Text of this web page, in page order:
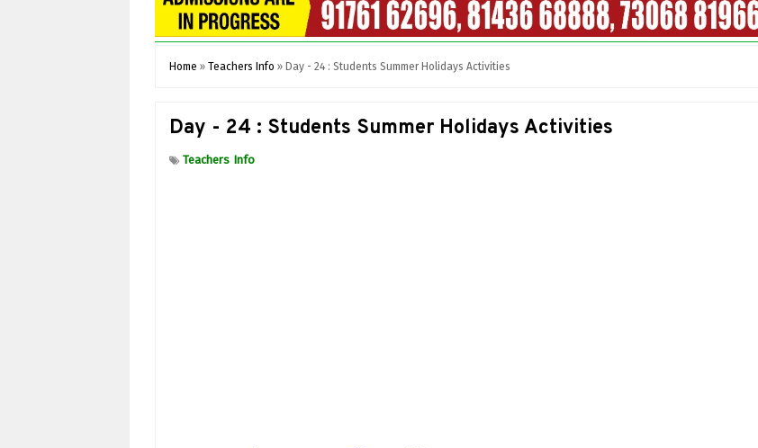
Home » Teachers Info » Day - 24 : Students Summer Holidays Activities
Day - 24 : Students Summer Holidays Activities
Teachers Info